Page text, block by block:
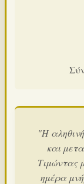
"Η
και
Τιμώντας
ημέρα